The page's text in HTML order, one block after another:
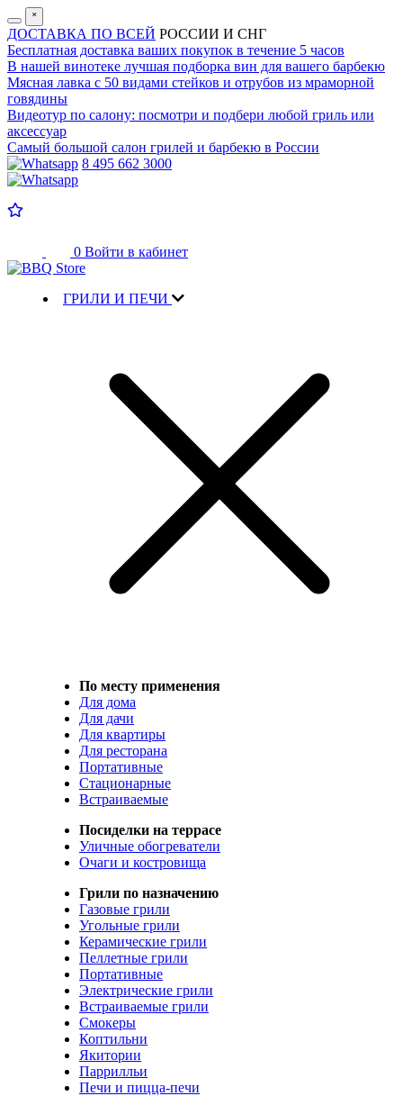
˟
ДОСТАВКА ПО ВСЕЙ РОССИИ И СНГ
Бесплатная доставка ваших покупок в течение 5 часов
В нашей винотеке лучшая подборка вин для вашего барбекю
Мясная лавка с 50 видами стейков и отрубов из мраморной
говядины
Видеотур по салону: посмотри и подбери любой гриль или
аксессуар
Самый большой салон грилей и барбекю в России
8 495 662 3000
0 Войти в кабинет
ГРИЛИ И ПЕЧИ
По месту применения
Для дома
Для дачи
Для квартиры
Для ресторана
Портативные
Стационарные
Встраиваемые
Посиделки на террасе
Уличные обогреватели
Очаги и костровища
Грили по назначению
Газовые грили
Угольные грили
Керамические грили
Пеллетные грили
Портативные
Электрические грили
Встраиваемые грили
Смокеры
Коптильни
Якитории
Паррилльи
Печи и пицца-печи